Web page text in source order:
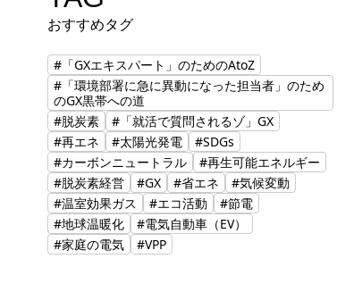
おすすめタグ
#「GXエキスパート」のためのAtoZ
#「環境部署に急に異動になった担当者」のため
のGX黒帯への道
#脱炭素
#「就活で質問されるゾ」GX
#再エネ
#太陽光発電
#SDGs
#カーボンニュートラル
#再生可能エネルギー
#脱炭素経営
#GX #省エネ
#気候変動
#温室効果ガス
#エコ活動
#節電
#地球温暖化
#電気自動車（EV）
#家庭の電気
#VPP